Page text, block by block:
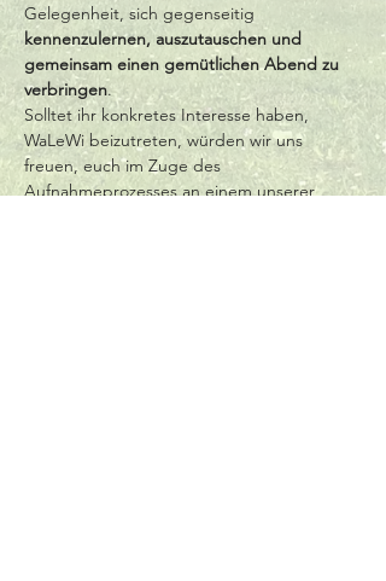
Gelegenheit, sich gegenseitig
kennenzulernen, auszutauschen und
gemeinsam einen gemütlichen Abend zu
verbringen.
Solltet ihr konkretes Interesse haben,
WaLeWi beizutreten, würden wir uns
freuen, euch im Zuge des
Aufnahmeprozesses an einem unserer